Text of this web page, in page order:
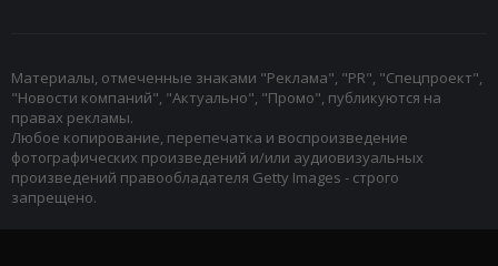
Материалы, отмеченные знаками "Реклама", "PR", "Спецпроект",
"Новости компаний", "Актуально", "Промо", публикуются на
правах рекламы.
Любое копирование, перепечатка и воспроизведение
фотографических произведений и/или аудиовизуальных
произведений правообладателя Getty Images - строго
запрещено.